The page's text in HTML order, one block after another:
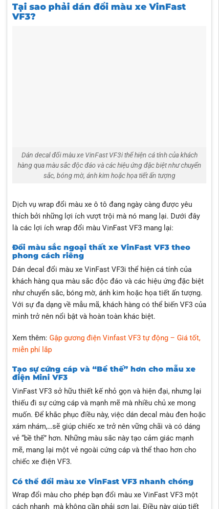
Tại sao phải dán đổi màu xe VinFast
VF3?
Dán decal đổi màu xe VinFast VF3i thể hiện cá tính của khách
hàng qua màu sắc độc đáo và các hiệu ứng đặc biệt như chuyển
sắc, bóng mờ, ánh kim hoặc họa tiết ấn tượng
Dịch vụ wrap đổi màu xe ô tô đang ngày càng được yêu
thích bởi những lợi ích vượt trội mà nó mang lại. Dưới đây
là các lợi ích wrap đổi màu VinFast VF3 mang lại:
Đổi màu sắc ngoại thất xe VinFast VF3 theo
phong cách riêng
Dán decal đổi màu xe VinFast VF3i thể hiện cá tính của
khách hàng qua màu sắc độc đáo và các hiệu ứng đặc biệt
như chuyển sắc, bóng mờ, ánh kim hoặc họa tiết ấn tượng.
Với sự đa dạng về mẫu mã, khách hàng có thể biến VF3 của
mình trở nên nổi bật và hoàn toàn khác biệt.
Xem thêm: Gập gương điện Vinfast VF3 tự động – Giá tốt,
miễn phí lắp
Tạo sự cứng cáp và “Bề thế” hơn cho mẫu xe
điện Mini VF3
VinFast VF3 sở hữu thiết kế nhỏ gọn và hiện đại, nhưng lại
thiếu đi sự cứng cáp và mạnh mẽ mà nhiều chủ xe mong
muốn. Để khắc phục điều này, việc dán decal màu đen hoặc
xám nhám,…sẽ giúp chiếc xe trở nên vững chãi và có dáng
vẻ “bề thế” hơn. Những màu sắc này tạo cảm giác mạnh
mẽ, mang lại một vẻ ngoài cứng cáp và thể thao hơn cho
chiếc xe điện VF3.
Có thể đổi màu xe VinFast VF3 nhanh chóng
Wrap đổi màu cho phép bạn đổi màu xe VinFast VF3 một
cách nhanh mà không cần phải sơn lại. Điều này giúp tiết